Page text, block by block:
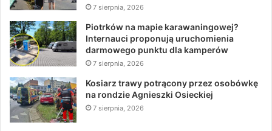
7 sierpnia, 2026
Piotrków na mapie karawaningowej?
Internauci proponują uruchomienia
darmowego punktu dla kamperów
7 sierpnia, 2026
Kosiarz trawy potrącony przez osobówkę
na rondzie Agnieszki Osieckiej
7 sierpnia, 2026